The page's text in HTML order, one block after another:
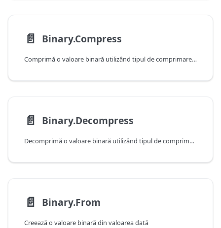
📄️ Binary.Compress
Comprimă o valoare binară utilizând tipul de comprimare specificat.
📄️ Binary.Decompress
Decomprimă o valoare binară utilizând tipul de comprimare specificat.
📄️ Binary.From
Creează o valoare binară din valoarea dată